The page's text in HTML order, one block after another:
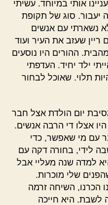
אותי במיוחד. עשיתי
יעבור. סוג של תקופת
נשארתי עם אנשים
שעזב את העיר ועוד
ההורים היו נוסעים
ילד יחיד. העדפתי
תלוי. שאוכל לבחור
יום הולדת אצל חבר
אצלו די הרבה אנשים.
עם מי שאפשר, כדי
לידי, בחורה דקה עם
למדה שנה מעליי אבל
שלי מוכרות.
הכרנו, השיחה זרמה
לשבת. היא חייכה